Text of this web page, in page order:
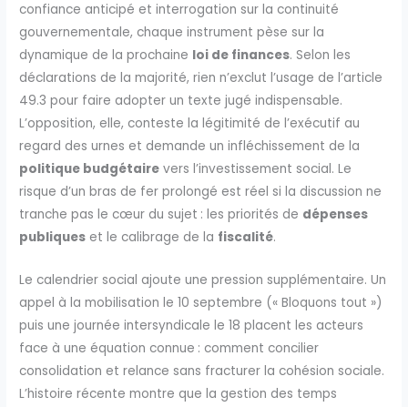
confiance anticipé et interrogation sur la continuité
gouvernementale, chaque instrument pèse sur la
dynamique de la prochaine loi de finances. Selon les
déclarations de la majorité, rien n’exclut l’usage de l’article
49.3 pour faire adopter un texte jugé indispensable.
L’opposition, elle, conteste la légitimité de l’exécutif au
regard des urnes et demande un infléchissement de la
politique budgétaire vers l’investissement social. Le
risque d’un bras de fer prolongé est réel si la discussion ne
tranche pas le cœur du sujet : les priorités de dépenses
publiques et le calibrage de la fiscalité.
Le calendrier social ajoute une pression supplémentaire. Un
appel à la mobilisation le 10 septembre (« Bloquons tout »)
puis une journée intersyndicale le 18 placent les acteurs
face à une équation connue : comment concilier
consolidation et relance sans fracturer la cohésion sociale.
L’histoire récente montre que la gestion des temps